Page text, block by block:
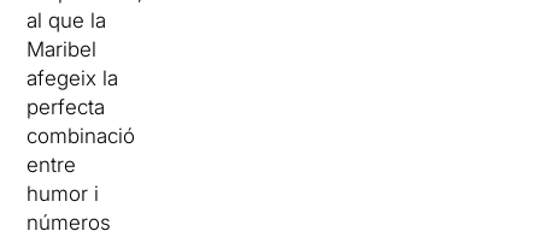
al que la
Maribel
afegeix la
perfecta
combinació
entre
humor i
números